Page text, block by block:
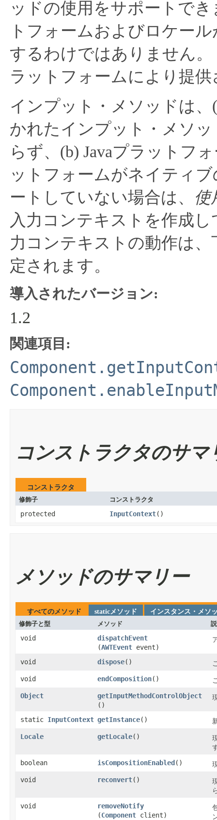
ッドの使用をサポートで
トフォームおよびロケー
するわけではありません。
ラットフォームにより提
インプット・メソッドは、
かれたインプット・メソ
らず、(b) Javaプラットフ
ットフォームがネイティ
ートしていない場合は、 使
入力コンテキストを作成
力コンテキストの動作は
定されます。
導入されたバージョン:
1.2
関連項目:
コンストラクタのサマ
コンストラクタ
修飾子
コンストラクタ
protected InputContext​()
メソッドのサマリー
すべてのメソッド staticメソッド
インスタンス・メソ
修飾子と型
メソッド
void dispatchEvent
(AWTEvent event)
void dispose​()
void endComposition​()
Object getInputMethodControlObject
()
static InputContext getInstance​()
Locale getLocale​()
boolean isCompositionEnabled ​()
void reconvert​()
void removeNotify
(Component client)